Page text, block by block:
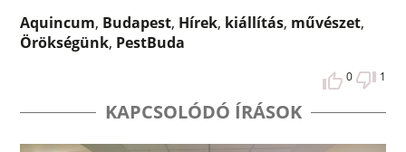
Aquincum, Budapest, Hírek, kiállítás, művészet,
Örökségünk, PestBuda
0 1
KAPCSOLÓDÓ ÍRÁSOK